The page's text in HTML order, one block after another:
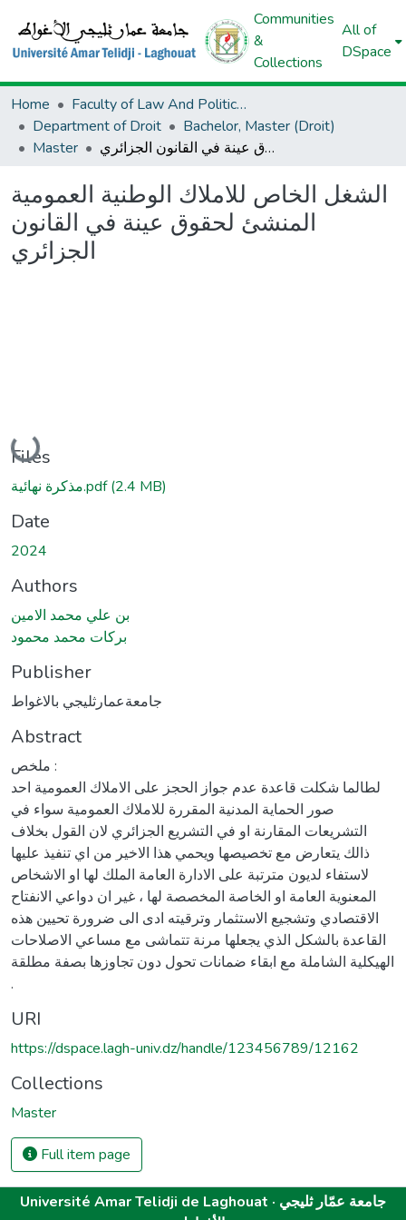
Communities
&
Collections
All of
DSpace
Home
Faculty of Law And Political Science
Department of Droit
Bachelor, Master (Droit)
Master
الشغل الخاص للاملاك الوطنية العمومية المنشئ لحقوق عينة في القانون الجزائري
الشغل الخاص للاملاك الوطنية العمومية
المنشئ لحقوق عينة في القانون
الجزائري
Loading...
Files
مذكرة نهائية.pdf(2.4 MB)
Date
2024
Authors
بن علي محمد الامين
بركات محمد محمود
Publisher
جامعةعمارثليجي بالاغواط
Abstract
ملخص :
لطالما شكلت قاعدة عدم جواز الحجز على الاملاك العمومية احد
صور الحماية المدنية المقررة للاملاك العمومية سواء في
التشريعات المقارنة او في التشريع الجزائري لان القول بخلاف
ذالك يتعارض مع تخصيصها ويحمي هذا الاخير من اي تنفيذ عليها
لاستفاء لديون مترتبة على الادارة العامة الملك لها او الاشخاص
المعنوية العامة او الخاصة المخصصة لها ، غير ان دواعي الانفتاح
الاقتصادي وتشجيع الاستثمار وترقيته ادى الى ضرورة تحيين هذه
القاعدة بالشكل الذي يجعلها مرنة تتماشى مع مساعي الاصلاحات
الهيكلية الشاملة مع ابقاء ضمانات تحول دون تجاوزها بصفة مطلقة
.
URI
https://dspace.lagh-univ.dz/handle/123456789/12162
Collections
Master
Full item page
Université Amar Telidji de Laghouat · جامعة عمّار ثليجي